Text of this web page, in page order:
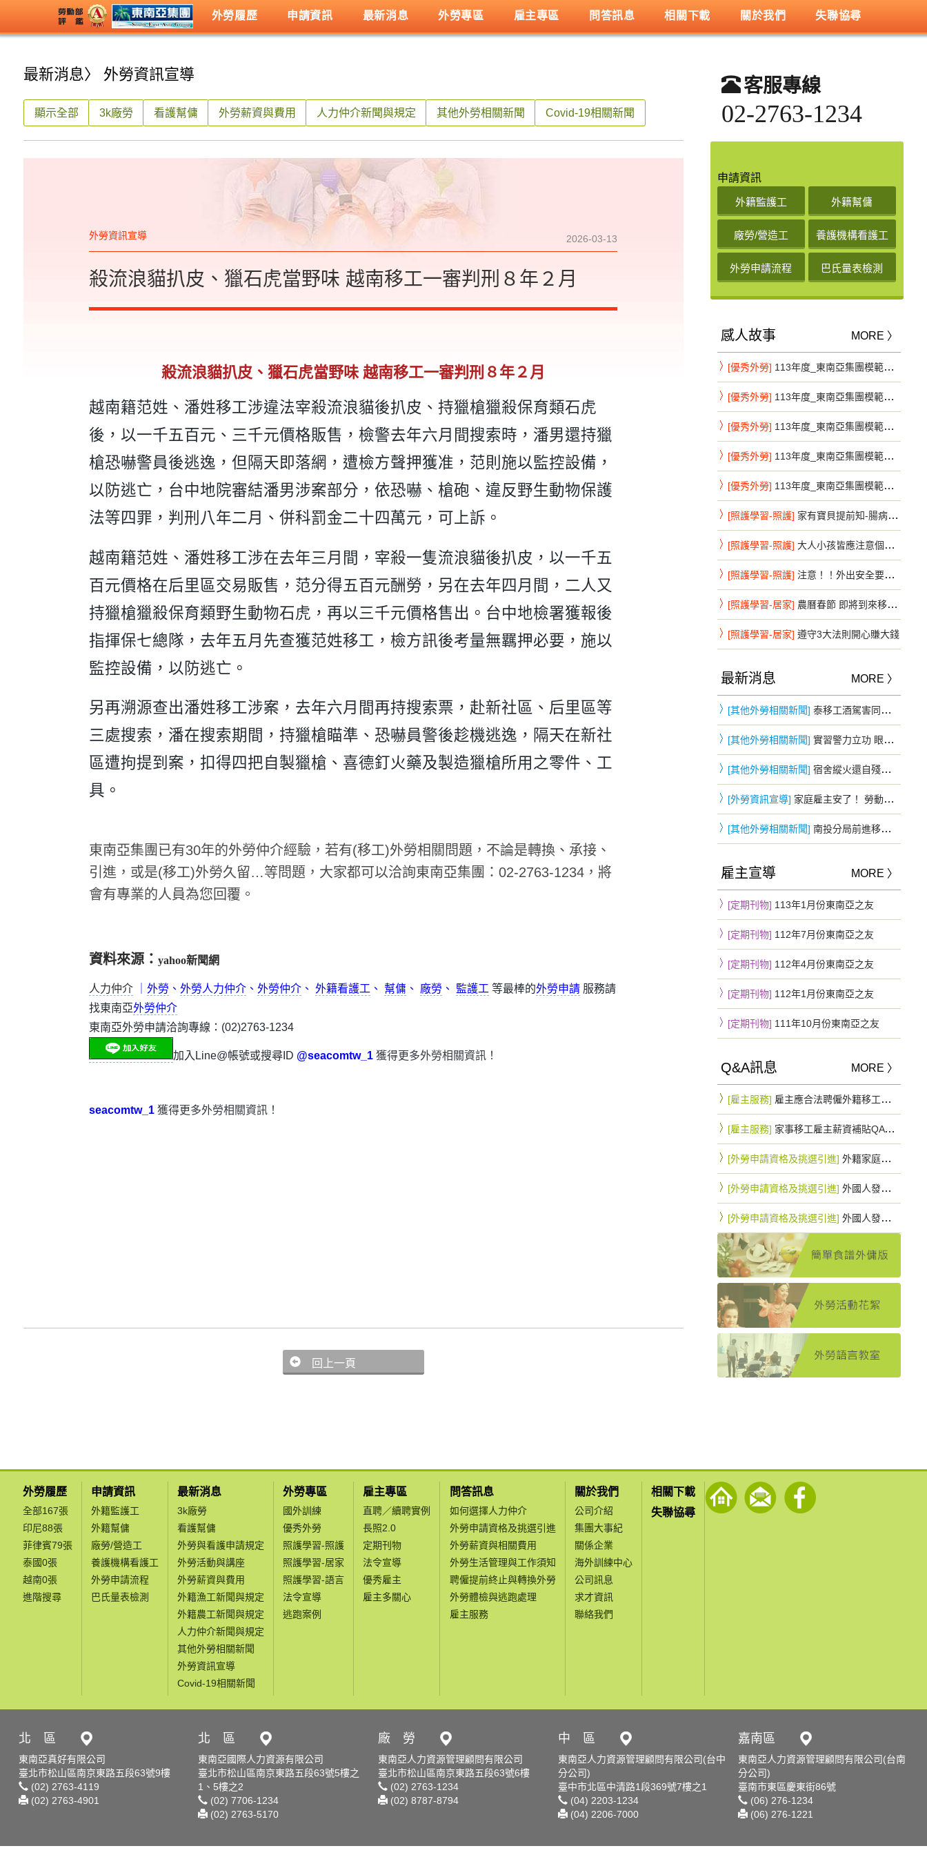
外勞履歷 申請資訊 最新消息 外勞專區 雇主專區 問答訊息 相關下載 關於我們 失聯協尋
最新消息〉 外勞資訊宣導
顯示全部 3k廠勞 看護幫傭 外勞薪資與費用 人力仲介新聞與規定 其他外勞相關新聞 Covid-19相關新聞
2026-03-13
外勞資訊宣導
殺流浪貓扒皮、獵石虎當野味 越南移工一審判刑８年２月
殺流浪貓扒皮、獵石虎當野味 越南移工一審判刑８年２月
越南籍范姓、潘姓移工涉違法宰殺流浪貓後扒皮、持獵槍獵殺保育類石虎
後，以一千五百元、三千元價格販售，檢警去年六月間搜索時，潘男還持獵
槍恐嚇警員後逃逸，但隔天即落網，遭檢方聲押獲准，范則施以監控設備，
以防逃亡，台中地院審結潘男涉案部分，依恐嚇、槍砲、違反野生動物保護
法等四罪，判刑八年二月、併科罰金二十四萬元，可上訴。
越南籍范姓、潘姓移工涉在去年三月間，宰殺一隻流浪貓後扒皮，以一千五
百元價格在后里區交易販售，范分得五百元酬勞，另在去年四月間，二人又
持獵槍獵殺保育類野生動物石虎，再以三千元價格售出。台中地檢署獲報後
指揮保七總隊，去年五月先查獲范姓移工，檢方訊後考量無羈押必要，施以
監控設備，以防逃亡。
另再溯源查出潘姓移工涉案，去年六月間再持搜索票，赴新社區、后里區等
三處搜索，潘在搜索期間，持獵槍瞄準、恐嚇員警後趁機逃逸，隔天在新社
區遭拘提到案，扣得四把自製獵槍、喜德釘火藥及製造獵槍所用之零件、工
具。
東南亞集團已有30年的外勞仲介經驗，若有(移工)外勞相關問題，不論是轉換、承接、
引進，或是(移工)外勞久留…等問題，大家都可以洽詢東南亞集團：02-2763-1234，將
會有專業的人員為您回覆。
資料來源：yahoo新聞網
人力仲介 ｜外勞 、外勞人力仲介 、外勞仲介 、外籍看護工 、 幫傭 、 廠勞 、 監護工 等最棒的外勞申請 服務請
找東南亞外勞仲介
東南亞外勞申請洽詢專線：(02)2763-1234
加入Line@帳號或搜尋ID @seacomtw_1 獲得更多外勞相關資訊！
seacomtw_1 獲得更多外勞相關資訊！
回上一頁
客服專線
02-2763-1234
申請資訊
外籍監護工 外籍幫傭
廠勞/營造工 養護機構看護工
外勞申請流程 巴氏量表檢測
感人故事 MORE 〉
[優秀外勞] 113年度_東南亞集團模範移工系列_新北市第7彈
[優秀外勞] 113年度_東南亞集團模範移工系列_新北市第8彈
[優秀外勞] 113年度_東南亞集團模範移工系列_新北市第9彈
[優秀外勞] 113年度_東南亞集團模範移工系列_新竹縣第1彈
[優秀外勞] 113年度_東南亞集團模範移工系列_新竹縣第2彈
[照護學習-照護] 家有寶貝提前知-腸病毒重症前兆速送醫
[照護學習-照護] 大人小孩皆應注意個人手部衛生-腸病毒不來鬧特刊
[照護學習-照護] 注意！！外出安全要注意，避免危險活動
[照護學習-居家] 農曆春節 即將到來移工朋友 注意事項
[照護學習-居家] 遵守3大法則開心賺大錢
最新消息 MORE 〉
[其他外勞相關新聞] 泰移工酒駕害同鄉重摔慘死…花5萬和解 判3年2月驅逐出境
[其他外勞相關新聞] 實習警力立功 眼尖發現可疑身影 失聯移工躲車斗仍遭查獲
[其他外勞相關新聞] 宿舍縱火還自殘！頂樓僵持3小時被勸下 移工鬧情緒下場慘曝
[外勞資訊宣導] 家庭雇主安了！ 勞動部：「移工零付費」家庭看護雇主不適用
[其他外勞相關新聞] 南投分局前進移工宿舍防詐 四國語言同步宣導提升自我保護力
雇主宣導 MORE 〉
[定期刊物] 113年1月份東南亞之友
[定期刊物] 112年7月份東南亞之友
[定期刊物] 112年4月份東南亞之友
[定期刊物] 112年1月份東南亞之友
[定期刊物] 111年10月份東南亞之友
Q&A訊息 MORE 〉
[雇主服務] 雇主應合法聘僱外籍移工，一旦查獲將罰緩15~75萬不等
[雇主服務] 家事移工雇主薪資補貼QA 最高可拿10.8萬元
[外勞申請資格及挑選引進] 外籍家庭幫傭與外籍家庭看護工因行蹤不明申請遞補之規定是否相同？
[外勞申請資格及挑選引進] 外國人發生行蹤不明經依規定通知入出國管理機關及警察機關滿3個月仍未查獲者，雇主得否以該名額直接辦理外國人之重新招募入國引進？
[外勞申請資格及挑選引進] 外國人發生行蹤不明經依規定通知入出國管理機關及警察機關滿3個月仍未查獲者，應如何申請遞補外國人？
外勞履歷
全部167張
印尼88張
菲律賓79張
泰國0張
越南0張
進階搜尋
申請資訊
外籍監護工
外籍幫傭
廠勞/營造工
養護機構看護工
外勞申請流程
巴氏量表檢測
最新消息
3k廠勞
看護幫傭
外勞與看護申請規定
外勞活動與講座
外勞薪資與費用
外籍漁工新聞與規定
外籍農工新聞與規定
人力仲介新聞與規定
其他外勞相關新聞
外勞資訊宣導
Covid-19相關新聞
外勞專區
國外訓練
優秀外勞
照護學習-照護
照護學習-居家
照護學習-語言
法令宣導
逃跑案例
雇主專區
直聘／續聘實例
長照2.0
定期刊物
法令宣導
優秀雇主
雇主多關心
問答訊息
如何選擇人力仲介
外勞申請資格及挑選引進
外勞薪資與相關費用
外勞生活管理與工作須知
聘僱提前終止與轉換外勞
外勞體檢與逃跑處理
雇主服務
關於我們
公司介紹
集團大事紀
關係企業
海外訓練中心
公司訊息
求才資訊
聯絡我們
相關下載
失聯協尋
北 區
東南亞真好有限公司
臺北市松山區南京東路五段63號9樓
(02) 2763-4119
(02) 2763-4901
北 區
東南亞國際人力資源有限公司
臺北市松山區南京東路五段63號5樓之
1、5樓之2
(02) 7706-1234
(02) 2763-5170
廠 勞
東南亞人力資源管理顧問有限公司
臺北市松山區南京東路五段63號6樓
(02) 2763-1234
(02) 8787-8794
中 區
東南亞人力資源管理顧問有限公司(台中
分公司)
臺中市北區中清路1段369號7樓之1
(04) 2203-1234
(04) 2206-7000
嘉南區
東南亞人力資源管理顧問有限公司(台南
分公司)
臺南市東區慶東街86號
(06) 276-1234
(06) 276-1221